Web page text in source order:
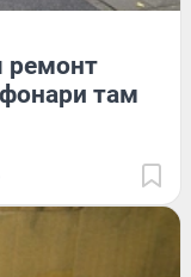
ремонт
там